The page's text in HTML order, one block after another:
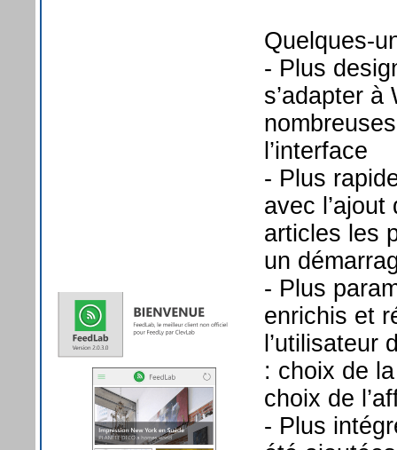
Quelques-
- Plus
s’adapter
l’interface
- Plus
avec
articles les
un
- Plus
enrichis et
l’utilisateur
: choix de
choix de
- Plus